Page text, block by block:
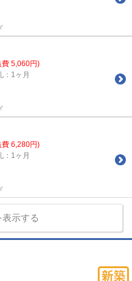
費 5,060円)
：1ヶ月
費 6,280円)
：1ヶ月
示する